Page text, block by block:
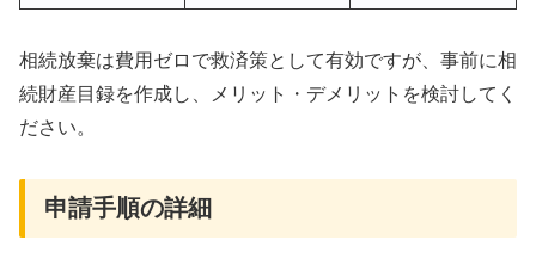
相続放棄は費用ゼロで救済策として有効ですが、事前に相
続財産目録を作成し、メリット・デメリットを検討してく
ださい。
申請手順の詳細